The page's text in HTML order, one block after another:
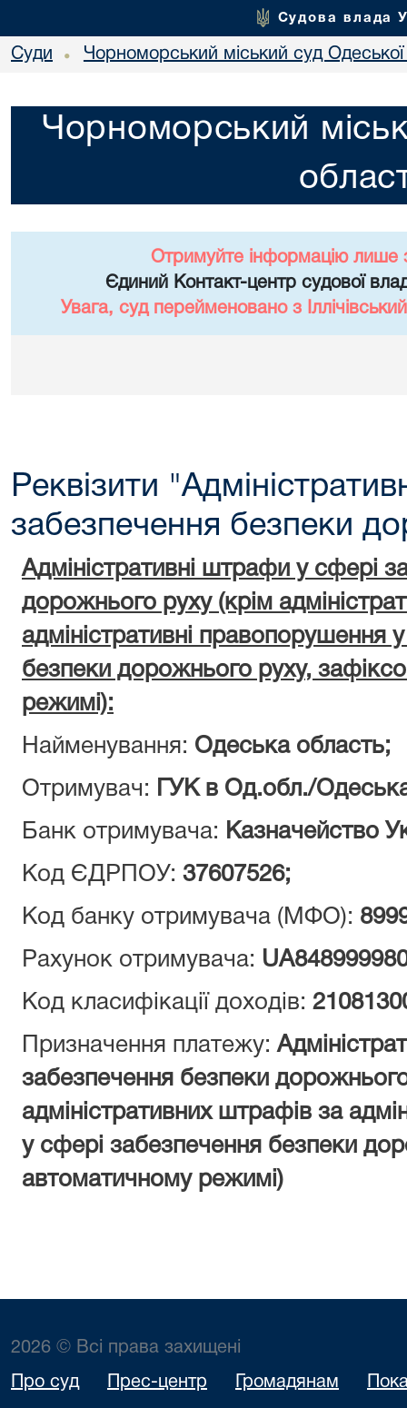
Судова влада
Суди • Чорноморський міський суд Одеської
Чорноморський
Отримуйте інформацію лише
Єдиний Контакт-центр судової
Увага, суд перейменовано з
Реквізити
забезпечення безпеки
Адміністративні штрафи у сфері
дорожнього руху (крім
адміністративні правопорушення
безпеки дорожнього руху,
режимі):
Найменування: Одеська область;
Отримувач: ГУК в Од.обл./
Банк отримувача: Казначейство
Код ЄДРПОУ: 37607526;
Код банку отримувача (МФО):
Рахунок отримувача:
Код класифікації доходів:
Призначення платежу:
забезпечення безпеки
адміністративних штрафів за
у сфері забезпечення безпеки
автоматичному режимі)
2026 © Всі права захищені
Про суд Прес-центр Громадянам